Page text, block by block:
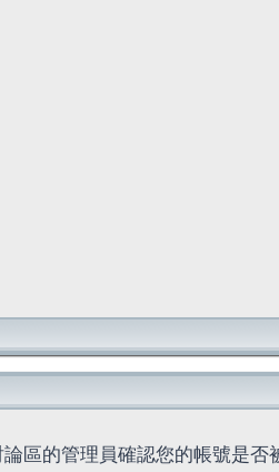
區的管理員確認您的帳號是